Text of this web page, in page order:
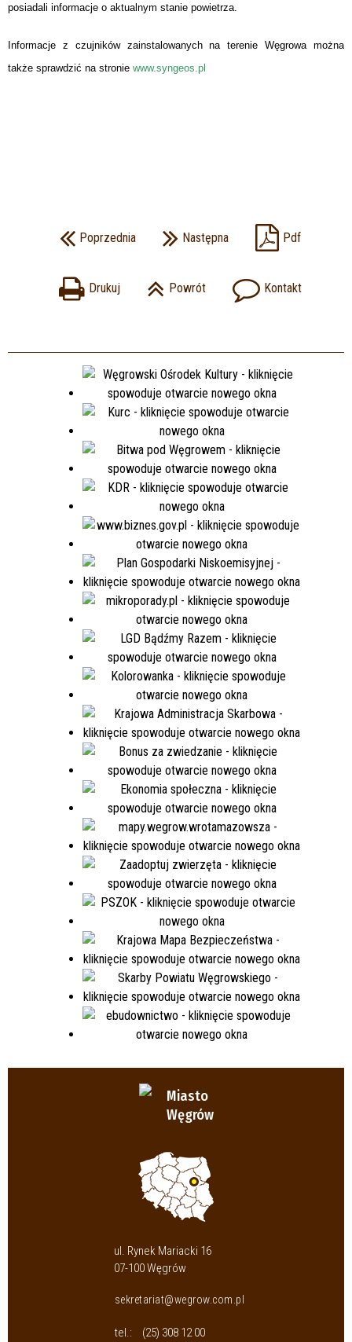
posiadali informacje o aktualnym stanie powietrza.
Informacje z czujników zainstalowanych na terenie Węgrowa można
także sprawdzić na stronie www.syngeos.pl
Poprzednia Następna Pdf
Drukuj Powrót Kontakt
Miasto
Węgrów
ul. Rynek Mariacki 16
07-100 Węgrów
sekretariat@wegrow.com.pl
tel.:
(25) 308 12 00